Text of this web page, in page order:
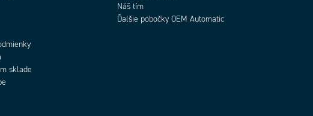
sklade
Náš tím
Ďalšie pobočky OEM Automatic